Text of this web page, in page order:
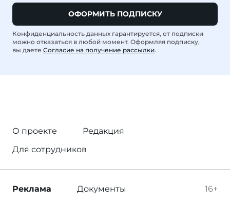
ОФОРМИТЬ ПОДПИСКУ
Конфиденциальность данных гарантируется, от подписки
можно отказаться в любой момент. Оформляя подписку,
вы даете Согласие на получение рассылки.
О проекте
Редакция
Для сотрудников
16+
Реклама Документы